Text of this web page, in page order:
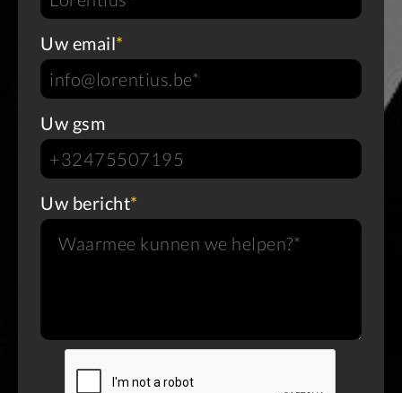
Uw email*
Uw gsm
Uw bericht*